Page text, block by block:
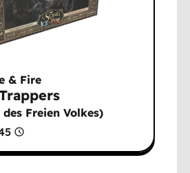
& Fire
Freien Volkes)